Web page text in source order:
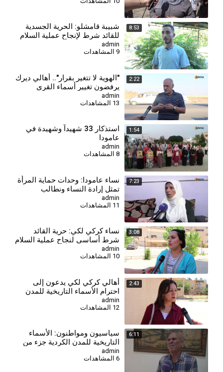
8:53
⁣شبيبة قامشلو: الحرية الجسدية
للقائد شرط لإنجاح عملية السلام
والمجتمع الديمقراطي
admin
9 المشاهدات
2:22
"الهوية لا تتغير بقرار".. أهالي ديرك
يرفضون تغيير أسماء القرى
والمدن الكردية
admin
13 المشاهدات
1:54
استذكار 33 شهيداً وشهيدة في
عامودا
admin
8 المشاهدات
7:23
⁣نساء عامودا: وحدات حماية المرأة
تمثل إرادة النساء ونطالب
بالاعتراف بها في الدستور
السوري
admin
11 المشاهدات
3:08
⁣نساء كركي لكي: حرية القائد
شرط أساسي لنجاح عملية السلام
وحل القضية الكردية
admin
10 المشاهدات
2:43
أهالي كركي لكي يدعون إلى
احترام الأسماء التاريخية للمدن
والقرى الكردية
admin
6:11
⁣سياسيون ومواطنون: الأسماء
التاريخية للمدن الكردية جزء من
هوية المنطقة
admin